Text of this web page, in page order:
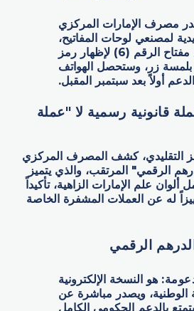
مصرف الإمارات المركزي
لمصنعي لوحات المفاتيح،
تنص على تخصيص مفتاح الرقم (6) لإظهار رمز
بلمسة زر، وستحصل الهواتف
أولاً بعد سبتمبر المقبل.
قانونية رسمية لا "عملة
التقليدي، كشف المصرف المركزي
الرقمي" المرتقب، والذي يتميز
ألوان علم الإمارات الزاهية، تأكيداً
له عن العملات المشفرة الخاصة
الرقمي
هو النسخة الإلكترونية
الوطنية، ويصدر مباشرة عن
بالدعم الحكومي الكامل